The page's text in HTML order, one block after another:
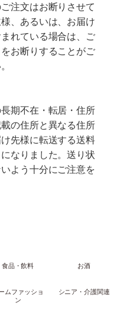
注文はお断りさせて
、あるいは、お届け
れている場合は、ご
お断りすることがご
期不在・転居・住所
の住所と異なる住所
先様に転送する送料
なりました。送り状
よう十分にご注意を
食品・飲料 お酒
ムファッショ
ン
シニア・介護関連